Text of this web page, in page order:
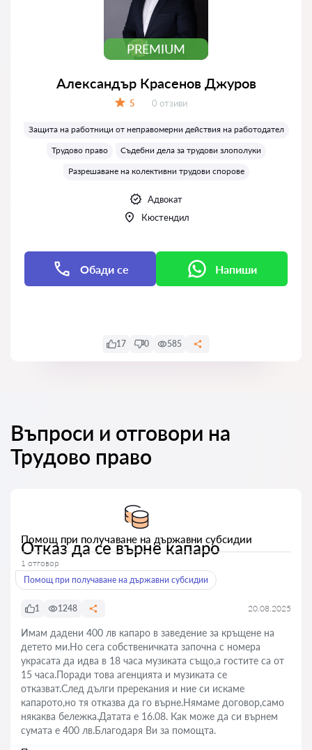
PREMIUM
Александър Красенов Джуров
5 Отзиви:
0 отзиви
Защита на работници от неправомерни действия на работодател
Трудово право
Съдебни дела за трудови злополуки
Разрешаване на колективни трудови спорове
Адвокат
Кюстендил
Обади се Напиши
17 0 585
Въпроси и отговори на
Трудово право
Помощ при получаване на държавни субсидии
Отказ да се върне капаро
1 отговор
Помощ при получаване на държавни субсидии
1 1248 20.08.2025
Имам дадени 400 лв капаро в заведение за кръщене на
детето ми.Но сега собственичката започна с номера
украсата да идва в 18 часа музиката също,а гостите са от
15 часа.Поради това агенцията и музиката се
отказват.След дълги пререкания и ние си искаме
капарото,но тя отказва да го върне.Нямаме договор,само
някаква бележка.Датата е 16.08. Как може да си върнем
сумата е 400 лв.Благодаря Ви за помощта.